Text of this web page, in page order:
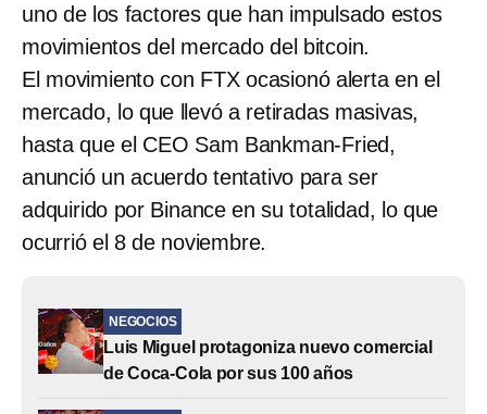
uno de los factores que han impulsado estos
movimientos del mercado del bitcoin.
El movimiento con FTX ocasionó alerta en el
mercado, lo que llevó a retiradas masivas,
hasta que el CEO Sam Bankman-Fried,
anunció un acuerdo tentativo para ser
adquirido por Binance en su totalidad, lo que
ocurrió el 8 de noviembre.
NEGOCIOS
Luis Miguel protagoniza nuevo comercial
de Coca-Cola por sus 100 años